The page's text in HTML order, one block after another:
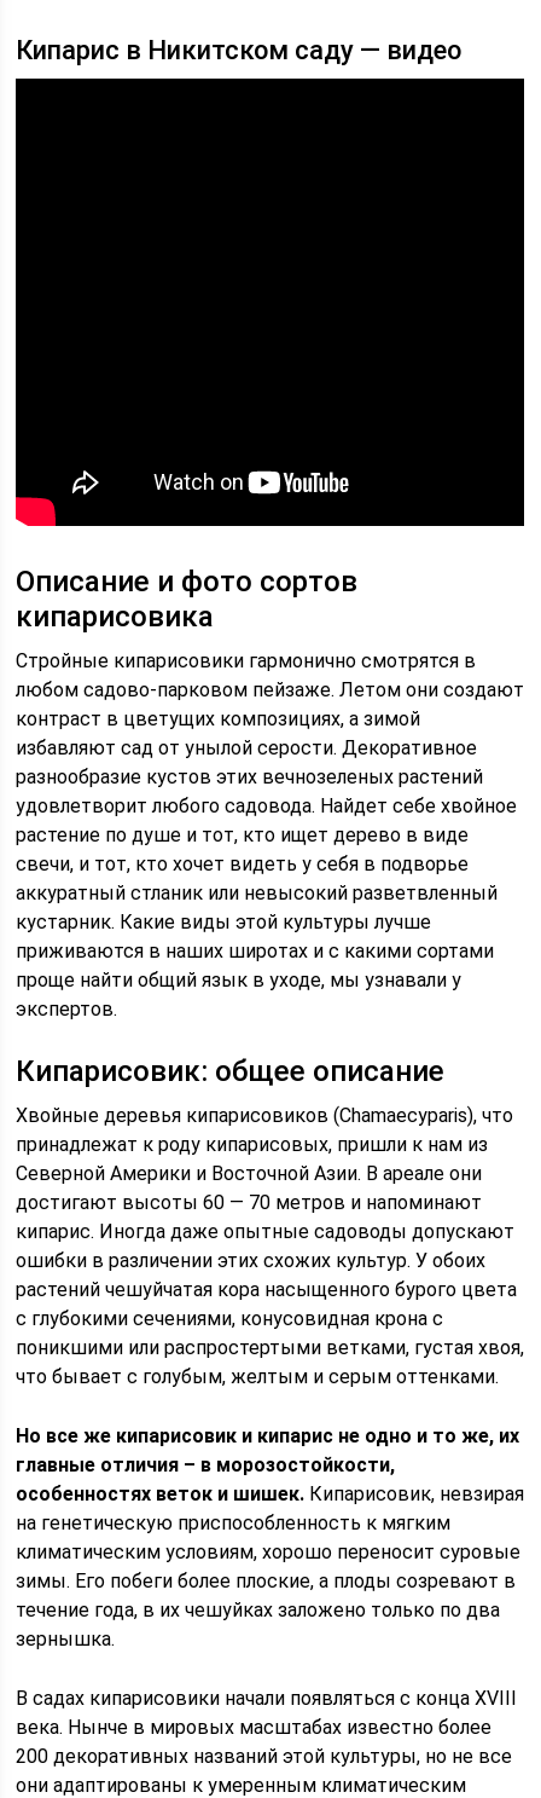
Кипарис в Никитском саду — видео
Описание и фото сортов
кипарисовика
Стройные кипарисовики гармонично смотрятся в
любом садово-парковом пейзаже. Летом они создают
контраст в цветущих композициях, а зимой
избавляют сад от унылой серости. Декоративное
разнообразие кустов этих вечнозеленых растений
удовлетворит любого садовода. Найдет себе хвойное
растение по душе и тот, кто ищет дерево в виде
свечи, и тот, кто хочет видеть у себя в подворье
аккуратный стланик или невысокий разветвленный
кустарник. Какие виды этой культуры лучше
приживаются в наших широтах и с какими сортами
проще найти общий язык в уходе, мы узнавали у
экспертов.
Кипарисовик: общее описание
Хвойные деревья кипарисовиков (Chamaecyparis), что
принадлежат к роду кипарисовых, пришли к нам из
Северной Америки и Восточной Азии. В ареале они
достигают высоты 60 — 70 метров и напоминают
кипарис. Иногда даже опытные садоводы допускают
ошибки в различении этих схожих культур. У обоих
растений чешуйчатая кора насыщенного бурого цвета
с глубокими сечениями, конусовидная крона с
поникшими или распростертыми ветками, густая хвоя,
что бывает с голубым, желтым и серым оттенками.
Но все же кипарисовик и кипарис не одно и то же, их
главные отличия – в морозостойкости,
особенностях веток и шишек. Кипарисовик, невзирая
на генетическую приспособленность к мягким
климатическим условиям, хорошо переносит суровые
зимы. Его побеги более плоские, а плоды созревают в
течение года, в их чешуйках заложено только по два
зернышка.
В садах кипарисовики начали появляться с конца XVIII
века. Нынче в мировых масштабах известно более
200 декоративных названий этой культуры, но не все
они адаптированы к умеренным климатическим